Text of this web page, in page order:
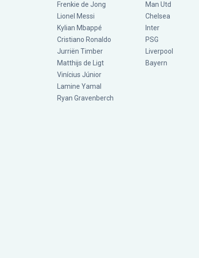
Frenkie de Jong
Lionel Messi
Kylian Mbappé
Cristiano Ronaldo
Jurriën Timber
Matthijs de Ligt
Vinícius Júnior
Lamine Yamal
Ryan Gravenberch
Man Utd
Chelsea
Inter
PSG
Liverpool
Bayern